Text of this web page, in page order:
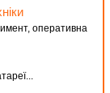
оперативна